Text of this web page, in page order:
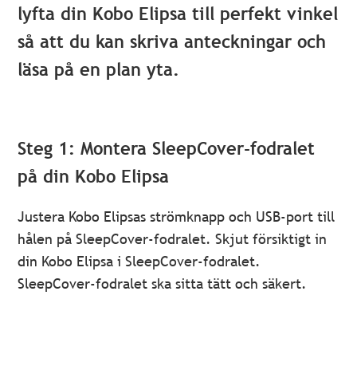
lyfta din Kobo Elipsa till perfekt vinkel
så att du kan skriva anteckningar och
läsa på en plan yta.
Steg 1: Montera SleepCover-fodralet
på din Kobo Elipsa
Justera Kobo Elipsas strömknapp och USB-port till
hålen på SleepCover-fodralet. Skjut försiktigt in
din Kobo Elipsa i SleepCover-fodralet.
SleepCover-fodralet ska sitta tätt och säkert.